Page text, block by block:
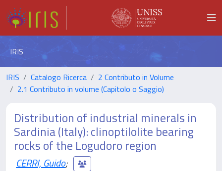
IRIS
IRIS Catalogo Ricerca
2 Contributo in Volume
2.1 Contributo in volume (Capitolo o Saggio)
Distribution of industrial minerals in
Sardinia (Italy): clinoptilolite bearing
rocks of the Logudoro region
CERRI, Guido;